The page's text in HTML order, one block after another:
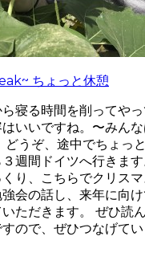
ちょっと休憩
寝る時間を削ってやっ
いいですね。〜みん
どうぞ、途中でちょっ
週間ドイツへ行きま
り、こちらでクリス
会の話し、来年に向
ただきます。 ぜひ読
ので、ぜひつなげて